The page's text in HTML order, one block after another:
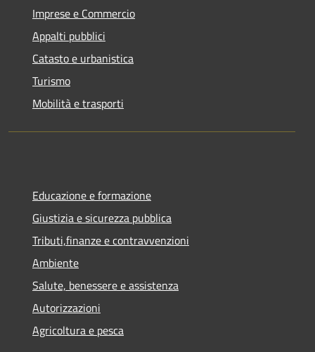
Imprese e Commercio
Appalti pubblici
Catasto e urbanistica
Turismo
Mobilità e trasporti
Educazione e formazione
Giustizia e sicurezza pubblica
Tributi,finanze e contravvenzioni
Ambiente
Salute, benessere e assistenza
Autorizzazioni
Agricoltura e pesca